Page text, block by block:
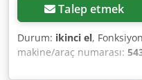
Talep etmek
Durum: ikinci el,
makine/araç numarası:
, yük